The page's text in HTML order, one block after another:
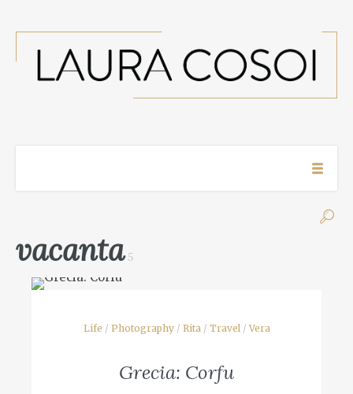
vacanta5
Life / Photography/ Rita / Travel / Vera
Grecia: Corfu